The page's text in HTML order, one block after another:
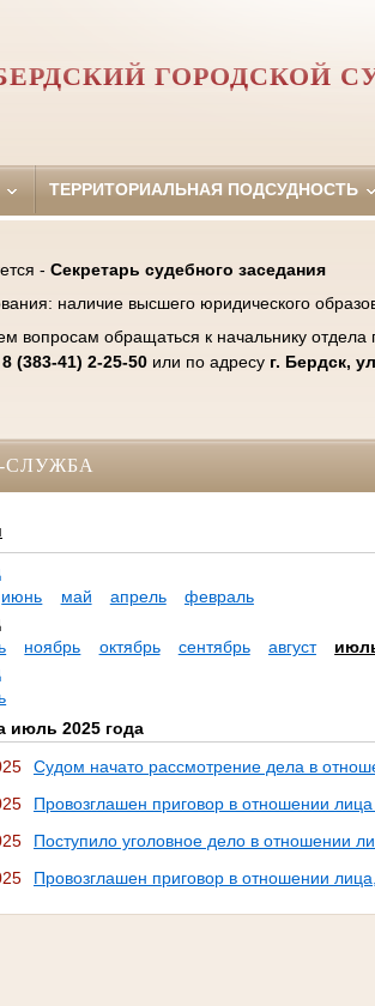
ГОРОДСКОЙ
ТЕРРИТОРИАЛЬНАЯ ПОДСУДНОСТЬ
-Секретарь судебного заседания
наличие высшего юридического
вопросам обращаться к начальнику
8 (383-41) 2-25-50 или по адресу г. Бердск,
СЛУЖБА
июнь май апрель
февраль
ноябрь октябрь сентябрь август
июль 2025 года
Судом начато рассмотрение дела в
Провозглашен приговор в отношении
Поступило уголовное дело в отношении
Провозглашен приговор в отношении